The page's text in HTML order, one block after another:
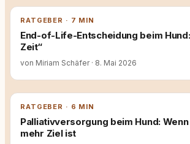
RATGEBER · 7 MIN
End-of-Life-Entscheidung beim
Zeit“
von Miriam Schäfer · 8. Mai 2026
RATGEBER · 6 MIN
Palliativversorgung beim Hund:
mehr Ziel ist